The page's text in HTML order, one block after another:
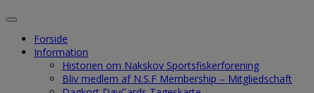
Forside
Information
Historien om Nakskov Sportsfiskerforening
Bliv medlem af N.S.F Membership – Mitgliedschaft